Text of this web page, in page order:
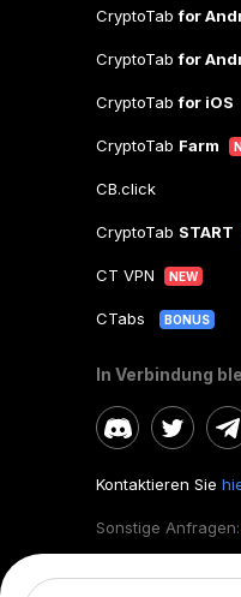
CryptoTabfor
CryptoTabfor
CryptoTabfor iOS
CryptoTab Farm
CB.click
CryptoTab START
CT VPN NEW
CTabs BONUS
In Verbindung
Kontaktieren Sie
Sonstige Anfragen: